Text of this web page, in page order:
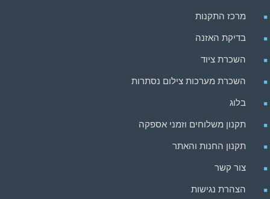
מרכז התקנות
בדיקת האזנה
השכרת ציוד
השכרת מערכות צילום נסתרות
בלוג
תקנון משלוחים וזמני אספקה
תקנון החנות והאתר
צור קשר
הצהרת נגישות